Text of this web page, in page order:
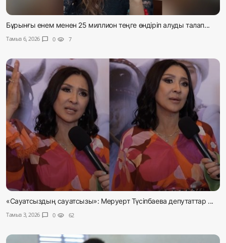
Бұрынғы енем менен 25 миллион теңге өндіріп алуды талап...
Тамыз 6, 2026 chat_bubble 0 visibility 7
«Сауатсыздың сауатсызы»: Меруерт Түсіпбаева депутаттар ...
Тамыз 3, 2026 chat_bubble 0 visibility 62